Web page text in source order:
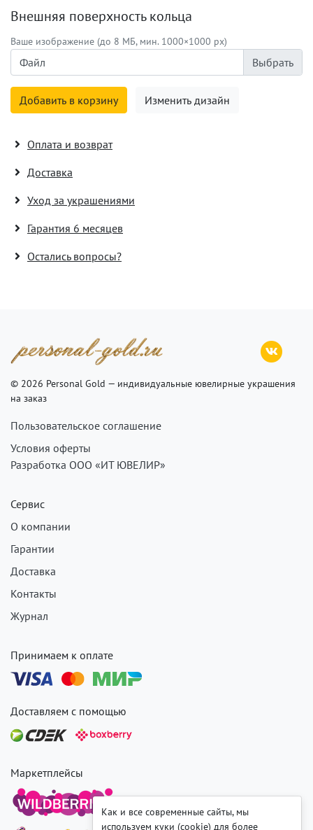
Внешняя поверхность кольца
Ваше изображение (до 8 МБ, мин. 1000×1000 px)
Файл
Добавить в корзину Изменить дизайн
Оплата и возврат
Доставка
Уход за украшениями
Гарантия 6 месяцев
Остались вопросы?
© 2026 Personal Gold — индивидуальные ювелирные украшения
на заказ
Пользовательское соглашение
Условия оферты
Разработка ООО «ИТ ЮВЕЛИР»
Сервис
О компании
Гарантии
Доставка
Контакты
Журнал
Принимаем к оплате
Доставляем с помощью
Маркетплейсы
Как и все современные сайты, мы
используем куки (cookie) для более